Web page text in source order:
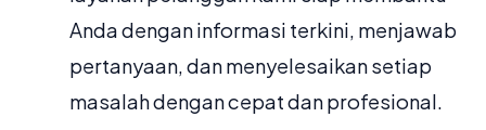
Anda dengan informasi terkini, menjawab
pertanyaan, dan menyelesaikan setiap
masalah dengan cepat dan profesional.